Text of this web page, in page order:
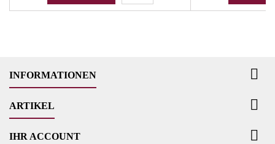
INFORMATIONEN 
ARTIKEL 
IHR ACCOUNT 